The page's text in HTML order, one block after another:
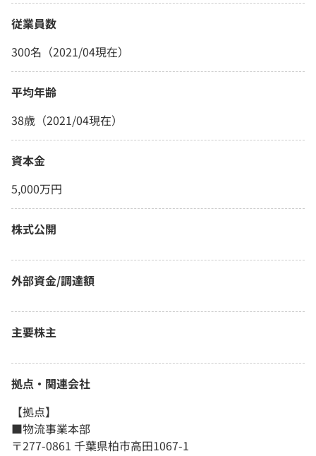
従業員数
300名（2021/04現在）
平均年齢
38歳（2021/04現在）
資本金
5,000万円
株式公開
外部資金/調達額
主要株主
拠点・関連会社
【拠点】
■物流事業本部
〒277-0861 千葉県柏市高田1067-1